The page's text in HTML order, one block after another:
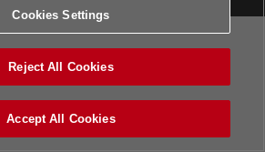
Cookies Settings
Reject All Cookies
Accept All Cookies